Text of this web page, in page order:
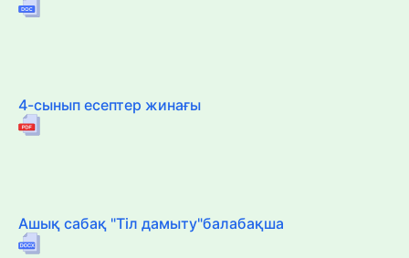
4-сынып есептер жинағы
Ашық сабақ "Тіл дамыту"балабақша